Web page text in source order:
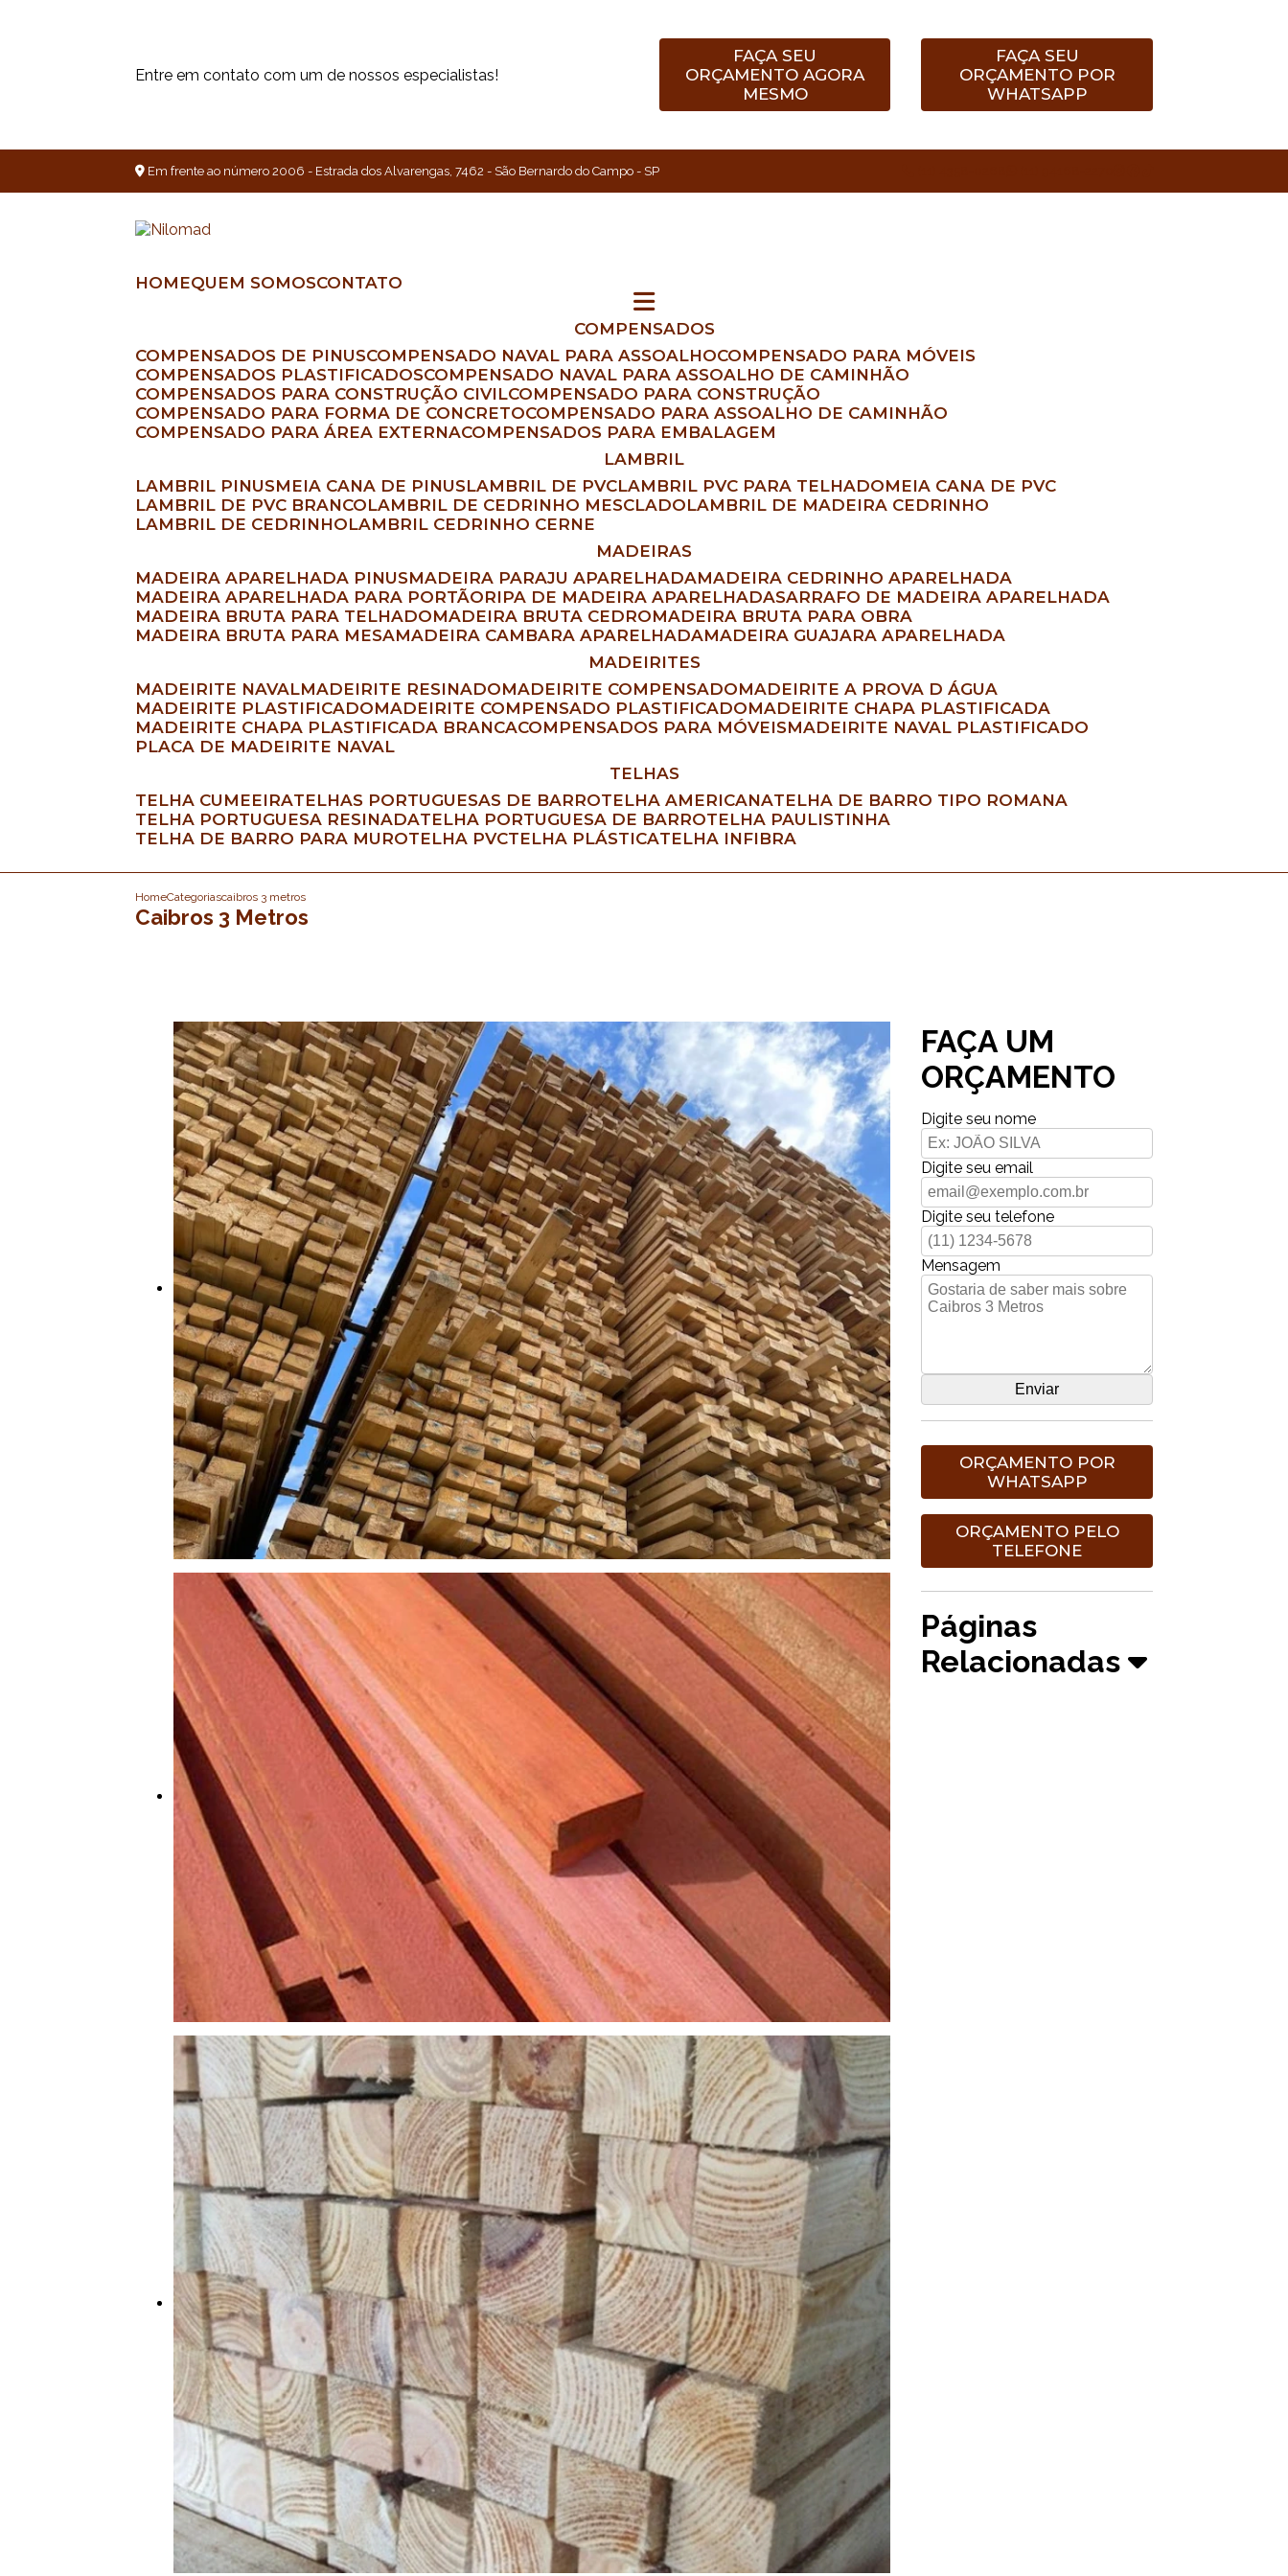
Entre em contato com um de nossos especialistas!
FAÇA SEU
ORÇAMENTO AGORA
MESMO
FAÇA SEU
ORÇAMENTO POR
WHATSAPP
Em frente ao número 2006 - Estrada dos Alvarengas, 7462 - São Bernardo do Campo - SP
HOME QUEM SOMOS CONTATO
COMPENSADOS
COMPENSADOS DE PINUS COMPENSADO NAVAL PARA ASSOALHO
COMPENSADO PARA MÓVEIS
COMPENSADOS PLASTIFICADOS COMPENSADO NAVAL PARA ASSOALHO DE CAMINHÃO
COMPENSADOS PARA CONSTRUÇÃO CIVIL COMPENSADO PARA CONSTRUÇÃO
COMPENSADO PARA FORMA DE CONCRETO
COMPENSADO PARA ASSOALHO DE CAMINHÃO
COMPENSADO PARA ÁREA EXTERNA COMPENSADOS PARA EMBALAGEM
LAMBRIL
LAMBRIL PINUS
MEIA CANA DE PINUS LAMBRIL DE PVC LAMBRIL PVC PARA TELHADO
MEIA CANA DE PVC
LAMBRIL DE PVC BRANCO
LAMBRIL DE CEDRINHO MESCLADO
LAMBRIL DE MADEIRA CEDRINHO
LAMBRIL DE CEDRINHO
LAMBRIL CEDRINHO CERNE
MADEIRAS
MADEIRA APARELHADA PINUS
MADEIRA PARAJU APARELHADA
MADEIRA CEDRINHO APARELHADA
MADEIRA APARELHADA PARA PORTÃO
RIPA DE MADEIRA APARELHADA SARRAFO DE MADEIRA APARELHADA
MADEIRA BRUTA PARA TELHADO
MADEIRA BRUTA CEDRO
MADEIRA BRUTA PARA OBRA
MADEIRA BRUTA PARA MESA
MADEIRA CAMBARA APARELHADA
MADEIRA GUAJARA APARELHADA
MADEIRITES
MADEIRITE NAVAL
MADEIRITE RESINADO MADEIRITE COMPENSADO
MADEIRITE A PROVA D ÁGUA
MADEIRITE PLASTIFICADO
MADEIRITE COMPENSADO PLASTIFICADO
MADEIRITE CHAPA PLASTIFICADA
MADEIRITE CHAPA PLASTIFICADA BRANCA COMPENSADOS PARA MÓVEIS
MADEIRITE NAVAL PLASTIFICADO
PLACA DE MADEIRITE NAVAL
TELHAS
TELHA CUMEEIRA
TELHAS PORTUGUESAS DE BARRO TELHA AMERICANA
TELHA DE BARRO TIPO ROMANA
TELHA PORTUGUESA RESINADA
TELHA PORTUGUESA DE BARRO
TELHA PAULISTINHA
TELHA DE BARRO PARA MURO
TELHA PVC TELHA PLÁSTICA TELHA INFIBRA
HomeCategoriascaibros 3 metros
Caibros 3 Metros
FAÇA UM
ORÇAMENTO
Digite seu nome
Digite seu email
Digite seu telefone
Mensagem
ORÇAMENTO POR
WHATSAPP
ORÇAMENTO PELO
TELEFONE
Páginas
Relacionadas